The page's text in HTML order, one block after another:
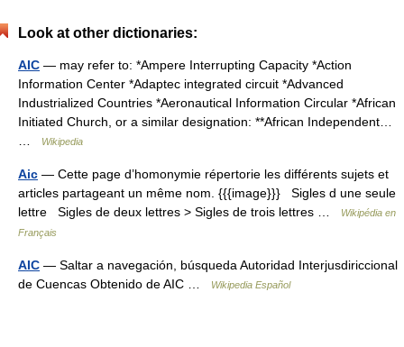
Look at other dictionaries:
AIC — may refer to: *Ampere Interrupting Capacity *Action
Information Center *Adaptec integrated circuit *Advanced
Industrialized Countries *Aeronautical Information Circular *African
Initiated Church, or a similar designation: **African Independent…
Wikipedia
Aic — Cette page d’homonymie répertorie les différents sujets et
articles partageant un même nom. {{{image}}} Sigles d une seule
lettre Sigles de deux lettres > Sigles de trois lettres …
Wikipédia en
Français
AIC — Saltar a navegación, búsqueda Autoridad Interjusdiriccional
de Cuencas Obtenido de AIC …
Wikipedia Español